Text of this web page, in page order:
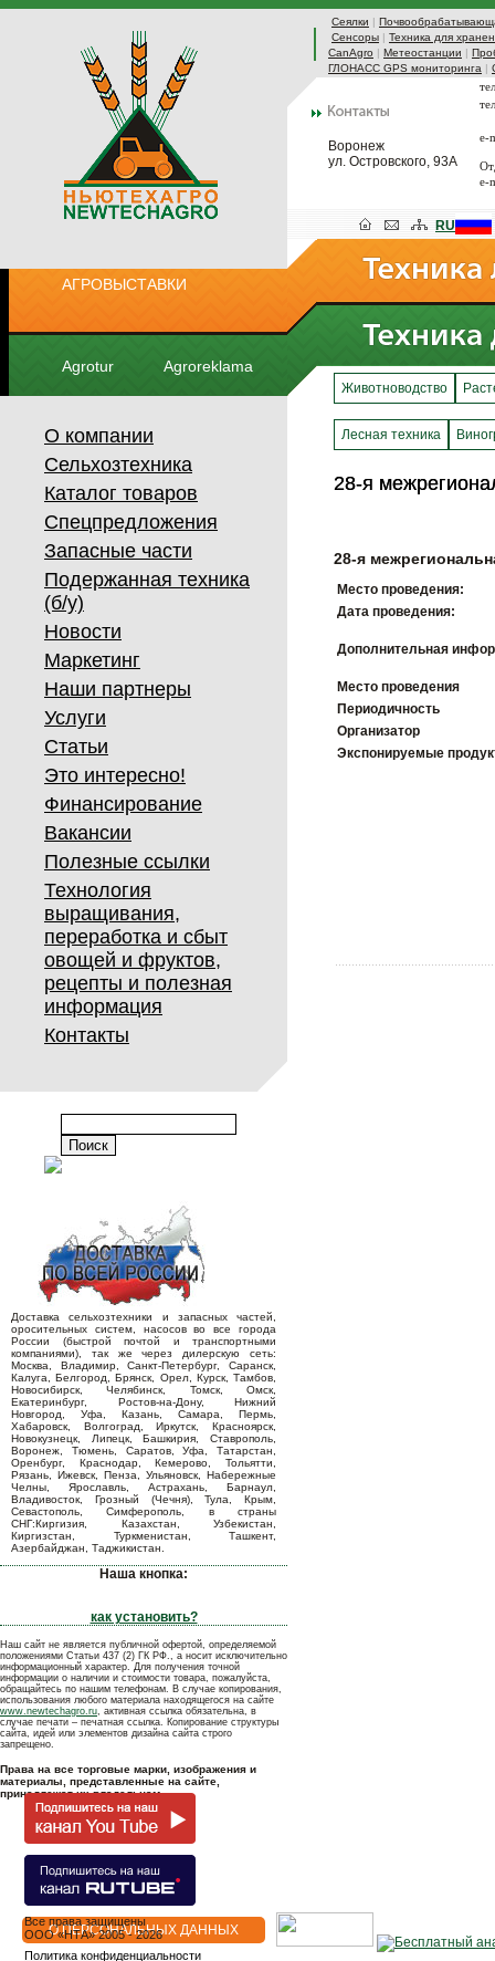
Сеялки |
Сенсоры | Техника для
CanAgro | Метеостанции |
ГЛОНАСС GPS мониторинга |
Воронеж
ул. Островского, 93А
e-
e-
АГРОВЫСТАВКИ
Agrotur Agroreklama
RU
О компании
Сельхозтехника
Каталог товаров
Спецпредложения
Запасные части
Подержанная техника
(б/у)
Новости
Маркетинг
Наши партнеры
Услуги
Статьи
Это интересно!
Финансирование
Вакансии
Полезные ссылки
Технология
выращивания,
переработка и сбыт
овощей и фруктов,
рецепты и полезная
информация
Контакты
Доставка сельхозтехники и запасных частей,
оросительных систем, насосов во все города
России (быстрой почтой и транспортными
компаниями), так же через дилерскую сеть:
Москва, Владимир, Санкт-Петербург, Саранск,
Калуга, Белгород, Брянск, Орел, Курск, Тамбов,
Новосибирск, Челябинск, Томск, Омск,
Екатеринбург, Ростов-на-Дону, Нижний
Новгород, Уфа, Казань, Самара, Пермь,
Хабаровск, Волгоград, Иркутск, Красноярск,
Новокузнецк, Липецк, Башкирия, Ставрополь,
Воронеж, Тюмень, Саратов, Уфа, Татарстан,
Оренбург, Краснодар, Кемерово, Тольятти,
Рязань, Ижевск, Пенза, Ульяновск, Набережные
Челны, Ярославль, Астрахань, Барнаул,
Владивосток, Грозный (Чечня), Тула, Крым,
Севастополь, Симферополь, в страны
СНГ:Киргизия, Казахстан, Узбекистан,
Киргизстан, Туркменистан, Ташкент,
Азербайджан, Таджикистан.
Наша кнопка:
как установить?
Наш сайт не является публичной офертой, определяемой
положениями Статьи 437 (2) ГК РФ., а носит исключительно
информационный характер. Для получения точной
информации о наличии и стоимости товара, пожалуйста,
обращайтесь по нашим телефонам. В случае копирования,
использования любого материала находящегося на сайте
www.newtechagro.ru, активная ссылка обязательна, в
случае печати – печатная ссылка. Копирование структуры
сайта, идей или элементов дизайна сайта строго
запрещено.
Права на все торговые марки, изображения и
материалы, представленные на сайте,
принадлежат их владельцам.
Животноводство
Лесная техника
28-я
28-я
28-я
Место проведения:
Дата проведения:
Дополнительная
Место проведения
Периодичность
Организатор
Экспонируемые
О ПЕРСОНАЛЬНЫХ ДАННЫХ
Все права защищены
OOO «НТА» 2005 - 2026
Политика конфиденциальности